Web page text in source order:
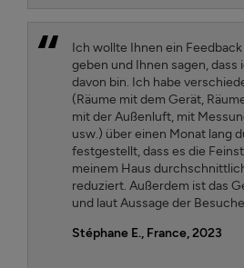
Ich wollte Ihnen ein
geben und Ihnen sagen,
davon bin. Ich habe
(Räume mit dem Gerät,
mit der Außenluft, mit
usw.) über einen Monat lang
festgestellt, dass es die
meinem Haus
reduziert. Außerdem ist das
und laut Aussage der
Stéphane E., France, 2023